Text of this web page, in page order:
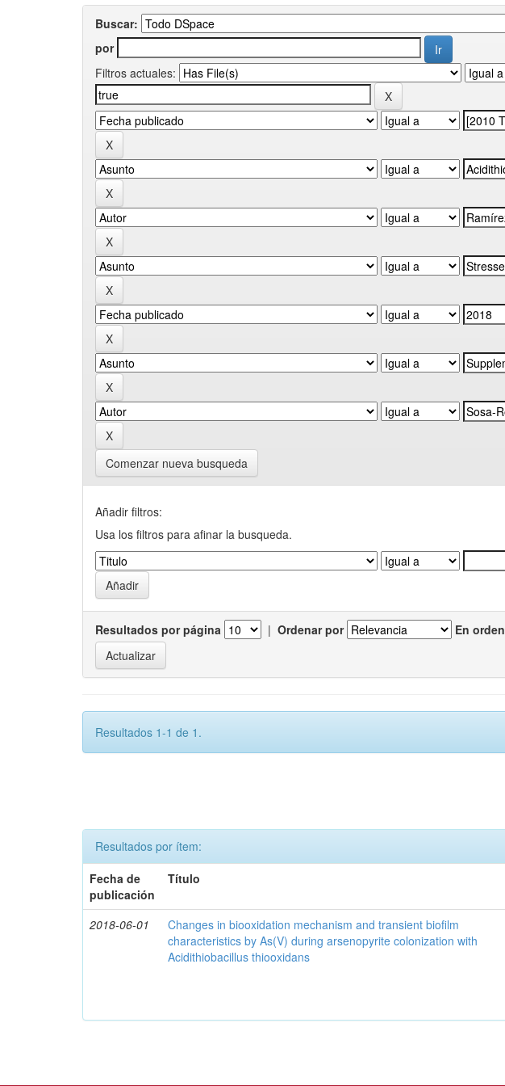
Buscar:
por
Filtros actuales:
Comenzar nueva busqueda
Añadir filtros:
Usa los filtros para afinar la busqueda.
Resultados por página | Ordenar por En orden
Resultados 1-1 de 1.
Resultados por ítem:
Fecha de
publicación
Título
2018-06-01
Changes in biooxidation mechanism and transient biofilm
characteristics by As(V) during arsenopyrite colonization with
Acidithiobacillus thiooxidans